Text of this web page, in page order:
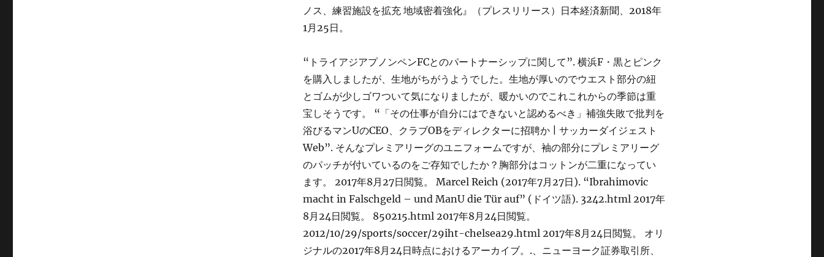
ノス、練習施設を拡充 地域密着強化』（プレスリリース）日本経済新聞、2018年
1月25日。
“トライアジアプノンペンFCとのパートナーシップに関して”. 横浜F・黒とピンク
を購入しましたが、生地がちがうようでした。生地が厚いのでウエスト部分の紐
とゴムが少しゴワついて気になりましたが、暖かいのでこれこれからの季節は重
宝しそうです。 “「その仕事が自分にはできないと認めるべき」補強失敗で批判を
浴びるマンUのCEO、クラブOBをディレクターに招聘か | サッカーダイジェスト
Web”. そんなプレミアリーグのユニフォームですが、袖の部分にプレミアリーグ
のパッチが付いているのをご存知でしたか？胸部分はコットンが二重になってい
ます。 2017年8月27日閲覧。 Marcel Reich (2017年7月27日). “Ibrahimovic
macht in Falschgeld – und ManU die Tür auf” (ドイツ語). 3242.html 2017年
8月24日閲覧。 850215.html 2017年8月24日閲覧。
2012/10/29/sports/soccer/29iht-chelsea29.html 2017年8月24日閲覧。 オリ
ジナルの2017年8月24日時点におけるアーカイブ。.、ニューヨーク証券取引所、